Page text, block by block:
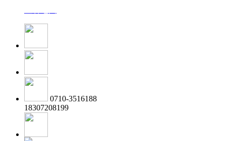
0710-3516188
18307208199